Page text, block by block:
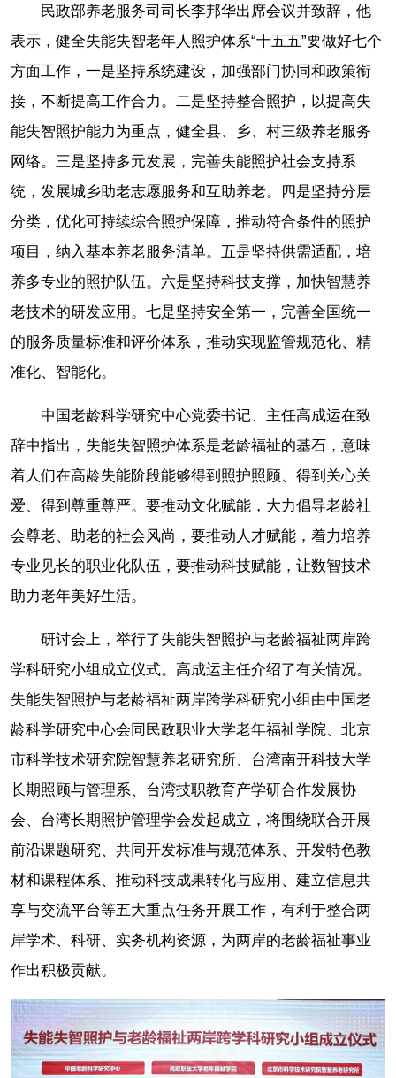
民政部养老服务司司长李邦华出席会议并致辞，他
表示，健全失能失智老年人照护体系“十五五”要做好七个
方面工作，一是坚持系统建设，加强部门协同和政策衔
接，不断提高工作合力。
二是坚持整合照护，以提高失
能失智照护能力为重点，健全县、乡、村三级养老服务
网络。 三是坚持多元发展，完善失能照护社会支持系
统，发展城乡助老志愿服务和互助养老。
四是坚持分层
分类，优化可持续综合照护保障，推动符合条件的照护
项目，纳入基本养老服务清单。 五是坚持供需适配，培
养多专业的照护队伍。 六是坚持科技支撑，加快智慧养
老技术的研发应用。 七是坚持安全第一，完善全国统一
的服务质量标准和评价体系，推动实现监管规范化、精
准化、智能化。
中国老龄科学研究中心党委书记、主任高成运在致
辞中指出，失能失智照护体系是老龄福祉的基石，意味
着人们在高龄失能阶段能够得到照护照顾、得到关心关
爱、得到尊重尊严。要推动文化赋能，大力倡导老龄社
会尊老、助老的社会风尚，要推动人才赋能，着力培养
专业见长的职业化队伍，要推动科技赋能，让数智技术
助力老年美好生活。
研讨会上，举行了失能失智照护与老龄福祉两岸跨
学科研究小组成立仪式。高成运主任介绍了有关情况。
失能失智照护与老龄福祉两岸跨学科研究小组由中国老
龄科学研究中心会同 民政职业大学老年福祉学院、北京
市科学技术研究院智慧养老研究所、台湾南开科技大学
长期照顾与管理系、台湾技职教育产学研合作发展协
会、台湾长期照护管理学会发起成立，将围绕联合开展
前沿课题研究、共同开发标准与规范体系、开发特色教
材和课程体系、推动科技成果转化与应用、建立信息共
享与交流平台等五大重点任务开展工作，有利于整合两
岸学术、科研、实务机构资源，为两岸的老龄福祉事业
作出积极贡献。